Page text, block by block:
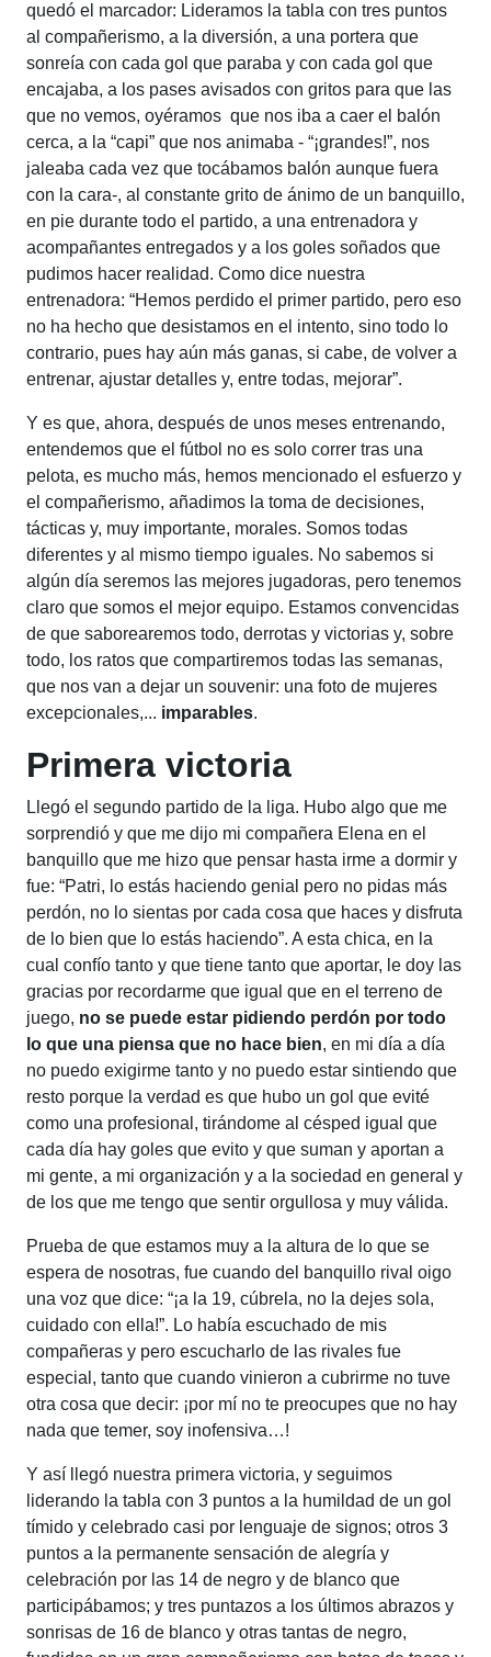
quedó el marcador: Lideramos la tabla con tres puntos
al compañerismo, a la diversión, a una portera que
sonreía con cada gol que paraba y con cada gol que
encajaba, a los pases avisados con gritos para que las
que no vemos, oyéramos que nos iba a caer el balón
cerca, a la “capi” que nos animaba - “¡grandes!”, nos
jaleaba cada vez que tocábamos balón aunque fuera
con la cara-, al constante grito de ánimo de un banquillo,
en pie durante todo el partido, a una entrenadora y
acompañantes entregados y a los goles soñados que
pudimos hacer realidad. Como dice nuestra
entrenadora: “Hemos perdido el primer partido, pero eso
no ha hecho que desistamos en el intento, sino todo lo
contrario, pues hay aún más ganas, si cabe, de volver a
entrenar, ajustar detalles y, entre todas, mejorar”.
Y es que, ahora, después de unos meses entrenando,
entendemos que el fútbol no es solo correr tras una
pelota, es mucho más, hemos mencionado el esfuerzo y
el compañerismo, añadimos la toma de decisiones,
tácticas y, muy importante, morales. Somos todas
diferentes y al mismo tiempo iguales. No sabemos si
algún día seremos las mejores jugadoras, pero tenemos
claro que somos el mejor equipo. Estamos convencidas
de que saborearemos todo, derrotas y victorias y, sobre
todo, los ratos que compartiremos todas las semanas,
que nos van a dejar un souvenir: una foto de mujeres
excepcionales,... imparables.
Primera victoria
Llegó el segundo partido de la liga. Hubo algo que me
sorprendió y que me dijo mi compañera Elena en el
banquillo que me hizo que pensar hasta irme a dormir y
fue: “Patri, lo estás haciendo genial pero no pidas más
perdón, no lo sientas por cada cosa que haces y disfruta
de lo bien que lo estás haciendo”. A esta chica, en la
cual confío tanto y que tiene tanto que aportar, le doy las
gracias por recordarme que igual que en el terreno de
juego, no se puede estar pidiendo perdón por todo
lo que una piensa que no hace bien, en mi día a día
no puedo exigirme tanto y no puedo estar sintiendo que
resto porque la verdad es que hubo un gol que evité
como una profesional, tirándome al césped igual que
cada día hay goles que evito y que suman y aportan a
mi gente, a mi organización y a la sociedad en general y
de los que me tengo que sentir orgullosa y muy válida.
Prueba de que estamos muy a la altura de lo que se
espera de nosotras, fue cuando del banquillo rival oigo
una voz que dice: “¡a la 19, cúbrela, no la dejes sola,
cuidado con ella!”. Lo había escuchado de mis
compañeras y pero escucharlo de las rivales fue
especial, tanto que cuando vinieron a cubrirme no tuve
otra cosa que decir: ¡por mí no te preocupes que no hay
nada que temer, soy inofensiva…!
Y así llegó nuestra primera victoria, y seguimos
liderando la tabla con 3 puntos a la humildad de un gol
tímido y celebrado casi por lenguaje de signos; otros 3
puntos a la permanente sensación de alegría y
celebración por las 14 de negro y de blanco que
participábamos; y tres puntazos a los últimos abrazos y
sonrisas de 16 de blanco y otras tantas de negro,